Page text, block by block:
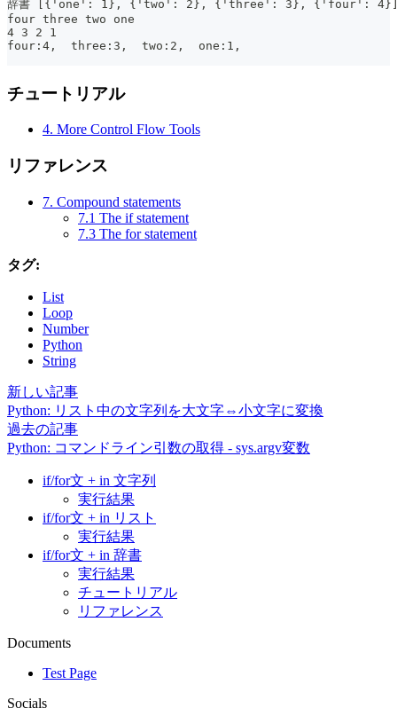
辞書 [{'one': 1}, {'two': 2}, {'three': 3}, {'four': 4}] に要
four three two one
4 3 2 1
four:4,  three:3,  two:2,  one:1,
チュートリアル
4. More Control Flow Tools
リファレンス
7. Compound statements
7.1 The if statement
7.3 The for statement
タグ:
List
Loop
Number
Python
String
新しい記事
Python: リスト中の文字列を大文字⇔小文字に変換
過去の記事
Python: コマンドライン引数の取得 - sys.argv変数
if/for文 + in 文字列
実行結果
if/for文 + in リスト
実行結果
if/for文 + in 辞書
実行結果
チュートリアル
リファレンス
Documents
Test Page
Socials